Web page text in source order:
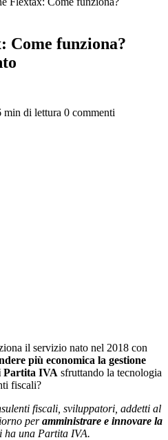
Come funziona?
min di lettura 0 commenti
il servizio nato nel 2018 con
più economica la gestione
Partita IVA sfruttando la tecnologia
fiscali?
fiscali, sviluppatori, addetti al
peramministrare e innovare la
ha una Partita IVA.